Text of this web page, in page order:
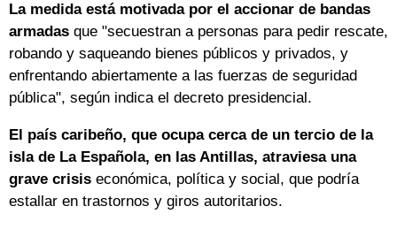
La medida está motivada por el accionar de bandas
armadas que "secuestran a personas para pedir rescate,
robando y saqueando bienes públicos y privados, y
enfrentando abiertamente a las fuerzas de seguridad
pública", según indica el decreto presidencial.
El país caribeño, que ocupa cerca de un tercio de la
isla de La Española, en las Antillas, atraviesa una
grave crisis económica, política y social, que podría
estallar en trastornos y giros autoritarios.